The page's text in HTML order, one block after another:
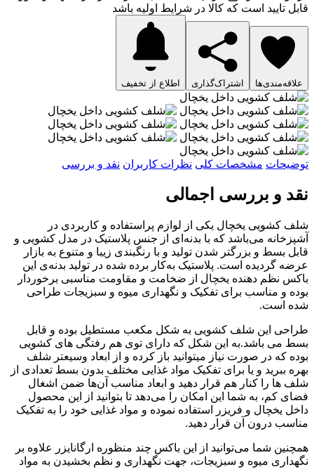
قابل تایید است که کالا در شرایط اولیه باشد
علاقه‌مندی‌ها اشتراک‌گذاری اطلاع از تخفیف
توضیحات مشخصات کلی نظرات کاربران نقد و بررسی
نقد و بررسی اجمالی
شلف کشویی یخچال یکی از لوازم پر‌استفاده و کاربردی در
آشپزخانه می‌باشد که با بدنه‌ای از جنس پلاستیک در مدل کشویی و
قابل بسط و بزرگتر شدن تولید و با رنگبندی زیبا و متنوع به بازار
عرضه گردیده است. پلاستیک به‌کار برده شده در تولید بدنه‌ی این
باکس نظم دهنده یخچال از ضخامت و مقاومت مناسبی برخوردار
بوده و مناسب برای تفکیک و نگهداری میوه و سبزیجات طراحی
شده است.
طراحی این شلف کشویی به شکل مکعب مستطیل بوده و قابل
بسط می باشد.به این شکل که دارای توی هم رفتگی های کشویی
بوده که در صورت نیاز میتوانید باز کرده و از ابعاد وسیعتر شلف
بهره ببرید و یا برای تفکیک مواد غذایی مختلف بدون بسط تعدادی از
شلف ها را کنار هم قرار دهید و ابعاد مناسب آن‌ها ضمن اشغال
فضای کم، به شما این امکان را می‌دهد تا بتوانید از این محصول
داخل یخچال و فریزر استفاده نموده و مواد غذایی خود را به تفکیک
مناسب درون آن قرار دهید.
همچنین شما می‌توانید از این باکس چند منظوره ارگانایزر علاوه بر
نگهداری میوه و سبزیجات، جهت نگهداری و نظم بخشیدن به مواد